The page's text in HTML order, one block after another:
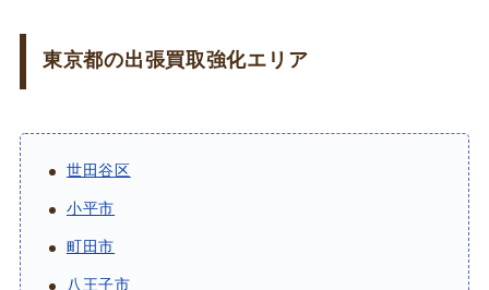
東京都の出張買取強化エリア
世田谷区
小平市
町田市
八王子市